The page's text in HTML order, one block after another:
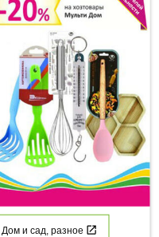
Дом и сад, разное